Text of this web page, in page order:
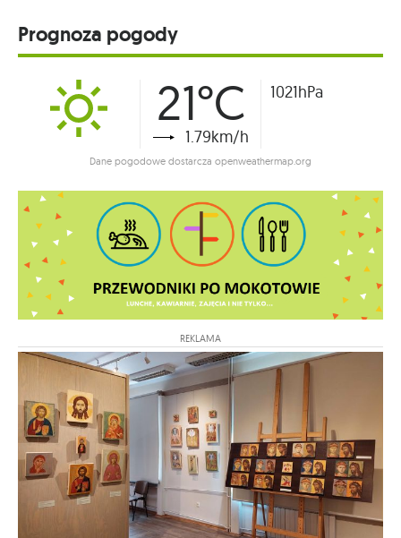
Prognoza pogody
21°C
1.79km/h
1021hPa
Dane pogodowe dostarcza openweathermap.org
REKLAMA